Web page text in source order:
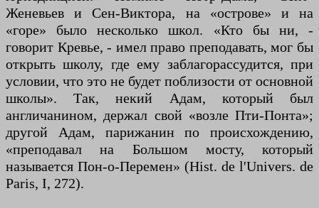
Женевьев и Сен-Виктора, на «острове» и на
«горе» было несколько школ. «Кто бы ни, -
говорит Кревье, - имел право преподавать, мог бы
открыть школу, где ему заблагорассудится, при
условии, что это не будет поблизости от основной
школы». Так, некий Адам, который был
англичанином, держал свой «возле Пти-Понта»;
другой Адам, парижанин по происхождению,
«преподавал на Большом мосту, который
называется Пон-о-Перемен» (Hist. de l'Univers. de
Paris, I, 272).